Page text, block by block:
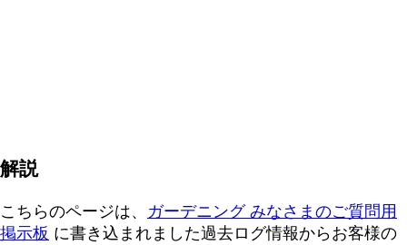
解説
こちらのページは、 ガーデニング みなさまのご質問用
掲示板 に書き込まれました過去ログ情報からお客様の